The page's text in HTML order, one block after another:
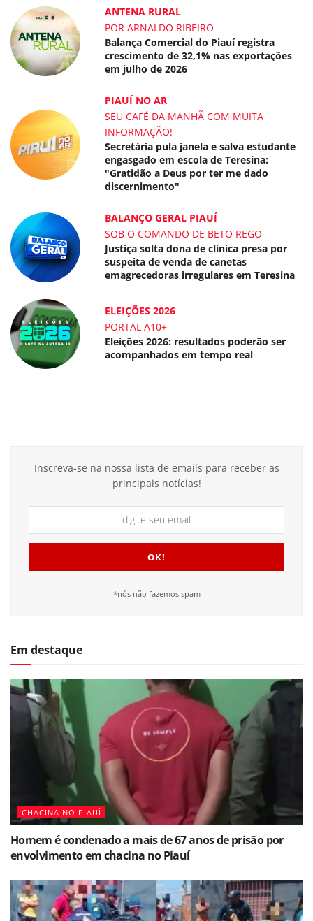
ANTENA RURAL
POR ARNALDO RIBEIRO
Balança Comercial do Piauí registra
crescimento de 32,1% nas exportações
em julho de 2026
PIAUÍ NO AR
SEU CAFÉ DA MANHÃ COM MUITA
INFORMAÇÃO!
Secretária pula janela e salva estudante
engasgado em escola de Teresina:
"Gratidão a Deus por ter me dado
discernimento"
BALANÇO GERAL PIAUÍ
SOB O COMANDO DE BETO REGO
Justiça solta dona de clínica presa por
suspeita de venda de canetas
emagrecedoras irregulares em Teresina
ELEIÇÕES 2026
PORTAL A10+
Eleições 2026: resultados poderão ser
acompanhados em tempo real
Inscreva-se na nossa lista de emails para receber as
principais notícias!
*nós não fazemos spam
Em destaque
CHACINA NO PIAUÍ
Homem é condenado a mais de 67 anos de prisão por
envolvimento em chacina no Piauí